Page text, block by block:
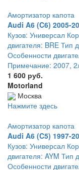
Амортизатор капота
Audi A6 (C6) 2005-
Кузов: Универсал
двигателя: BRE Тип
Особенности
Примечание: 2007,
1 600 руб.
Motorland
Москва
Нажмите здесь
Амортизатор капота
Audi A6 (C5) 1997-
Кузов: Универсал
двигателя: AYM Тип
Особенности